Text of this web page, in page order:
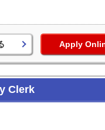
Clerk